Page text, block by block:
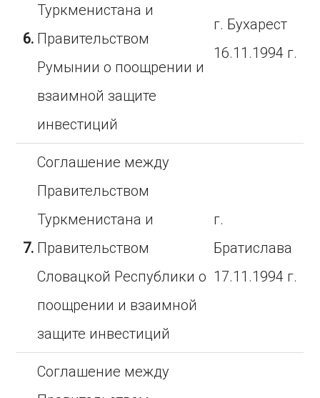
6.
Туркменистана и
Правительством
Румынии о поощрении и
взаимной защите
инвестиций
г. Бухарест
16.11.1994 г.
7.
Соглашение между
Правительством
Туркменистана и
Правительством
Словацкой Республики о
поощрении и взаимной
защите инвестиций
г.
Братислава
17.11.1994 г.
Соглашение между